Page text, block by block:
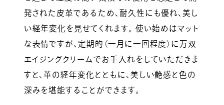
発された皮革であるため、耐久性にも優れ、美し
い経年変化を見せてくれます。 使い始めはマット
な表情ですが、定期的（一月に一回程度）に万双
エイジングクリームでお手入れをしていただきま
すと、革の経年変化とともに、美しい艶感と色の
深みを堪能することができます。